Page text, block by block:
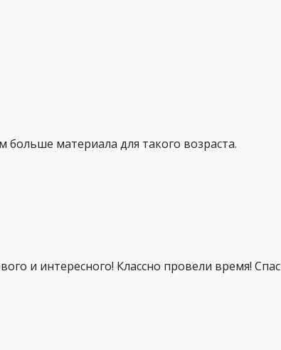
материала для такого возраста.
и интересного! Классно провели время!